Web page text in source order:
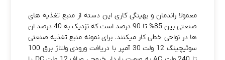
معمولا راندمان و بهینگی کاری این دسته از منبع تغذیه های
صنعتی بین 85% تا 90 درصد است که نزدیک به 40 درصد ان
ها در نواحی خطی کار میکنند. برای نمونه منبع تغذیه صنعتی
سوئیچینگ 12 ولت 30 آمپر با دریافت ورودی ولتاژ برق 100